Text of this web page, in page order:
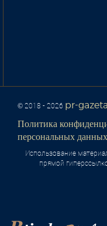
© 2018 - 2026 pr-
Политика
персональных данных
Использование
прямой